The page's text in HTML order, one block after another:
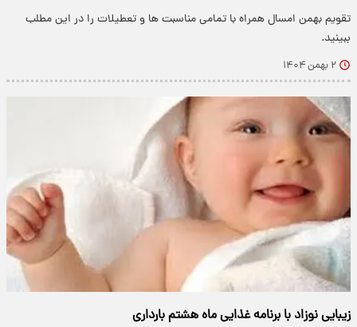
تقویم بهمن امسال همراه با تمامی مناسبت ها و تعطیلات را در این مطلب
ببینید.
۲ بهمن ۱۴۰۴
زیبایی نوزاد با برنامه غذایی ماه هشتم بارداری